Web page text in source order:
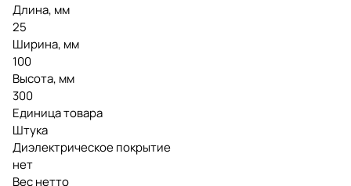
Длина, мм
25
Ширина, мм
100
Высота, мм
300
Единица товара
Штука
Диэлектрическое покрытие
нет
Вес нетто